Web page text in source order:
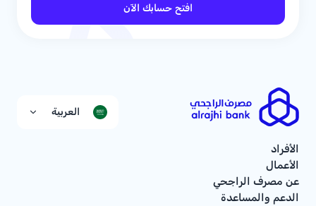
افتح حسابك الآن
العربية
الأفراد
الأعمال
عن مصرف الراجحي
الدعم والمساعدة